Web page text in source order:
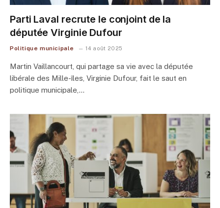
Parti Laval recrute le conjoint de la
députée Virginie Dufour
Politique municipale 14 août 2025
Martin Vaillancourt, qui partage sa vie avec la députée
libérale des Mille-îles, Virginie Dufour, fait le saut en
politique municipale,…